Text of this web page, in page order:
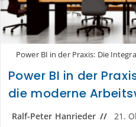
Power BI in der Praxis: Die
Power BI in der
die moderne
Ralf-Peter Hanrieder
21.